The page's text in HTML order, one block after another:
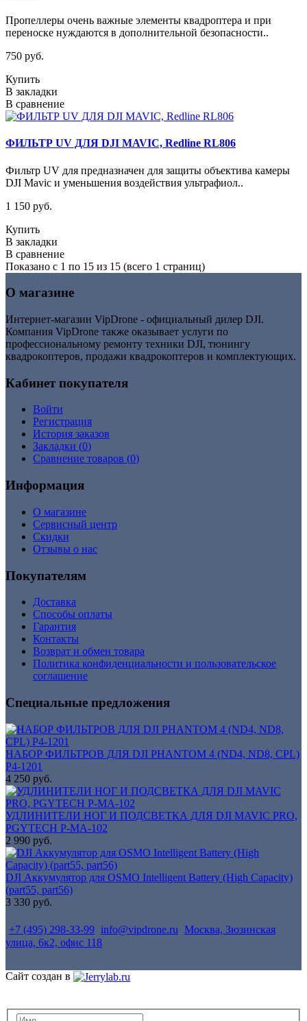
Пропеллеры очень важные элементы квадроптера и при
переноске нуждаются в дополнительной безопасности..
750 руб.
Купить
В закладки
В сравнение
ФИЛЬТР UV ДЛЯ DJI MAVIC, Redline RL806
Фильтр UV для предназначен для защиты объектива камеры
DJI Mavic и уменьшения воздействия ультрафиол..
1 150 руб.
Купить
В закладки
В сравнение
Показано с 1 по 15 из 15 (всего 1 страниц)
О магазине
Интернет-магазин VipDrone - официальный дилер DJI.
Компания VipDrone также оказывает услуги по
профессиональному ремонту техники DJI, тюнингу
квадрокоптеров, продажи квадрокоптеров и комплектующих.
Кабинет покупателя
Войти
Регистрация
История заказов
Закладки (0)
Сравнение товаров (0)
Информация
О магазине
Сервисный центр
Cкидки
Отзывы о нас
Покупателям
Доставка
Способы оплаты
Гарантия
Контакты
Возврат и обмен товара
Политика конфиденциальности и пользовательское
соглашение
Специальные предложения
НАБОР ФИЛЬТРОВ ДЛЯ DJI PHANTOM 4 (ND4, ND8, CPL)
P4-1201
4 250 руб.
УДЛИНИТЕЛИ НОГ И ПОДСВЕТКА ДЛЯ DJI MAVIC PRO,
PGYTECH P-MA-102
2 990 руб.
DJI Аккумулятор для OSMO Intelligent Battery (High Capacity)
(part55, part56)
3 330 руб.
+7 (495) 298-33-99 info@vipdrone.ru Москва, Зюзинская
улица, 6к2, офис 118
Cайт создан в